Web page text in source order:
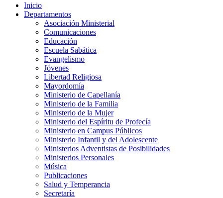
Inicio
Departamentos
Asociación Ministerial
Comunicaciones
Educación
Escuela Sabática
Evangelismo
Jóvenes
Libertad Religiosa
Mayordomía
Ministerio de Capellanía
Ministerio de la Familia
Ministerio de la Mujer
Ministerio del Espíritu de Profecía
Ministerio en Campus Públicos
Ministerio Infantil y del Adolescente
Ministerios Adventistas de Posibilidades
Ministerios Personales
Música
Publicaciones
Salud y Temperancia
Secretaría